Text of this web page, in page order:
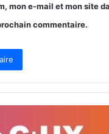
mon e-mail et mon site
commentaire.